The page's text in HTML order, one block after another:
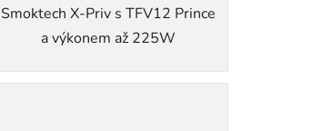
Smoktech X-Priv s TFV12 Prince
a výkonem až 225W